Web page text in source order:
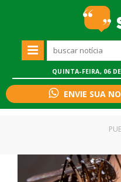
QUINTA-FEIRA, 06
ENVIE SUA